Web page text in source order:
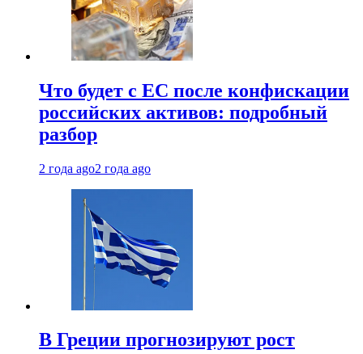
Что будет с ЕС после конфискации
российских активов: подробный
разбор
2 года ago2 года ago
В Греции прогнозируют рост